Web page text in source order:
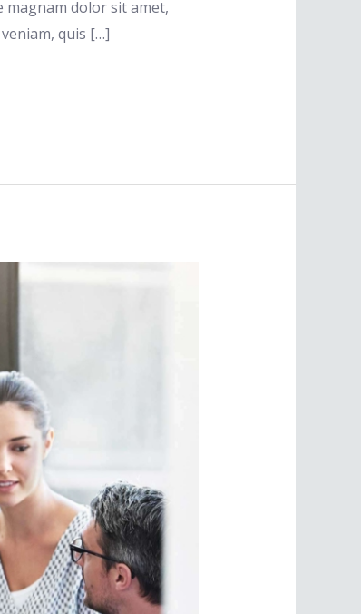
magnam dolor sit amet,
quis […]